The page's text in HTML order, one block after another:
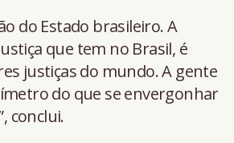
do Estado brasileiro. A
que tem no Brasil, é
justiças do mundo. A gente
do que se envergonhar
conclui.